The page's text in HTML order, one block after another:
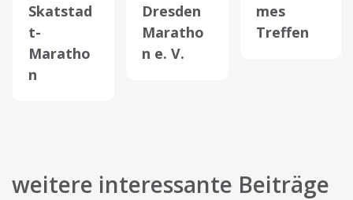
Skatstad
t-
Maratho
n
Dresden
Maratho
n e. V.
mes
Treffen
weitere interessante Beiträge